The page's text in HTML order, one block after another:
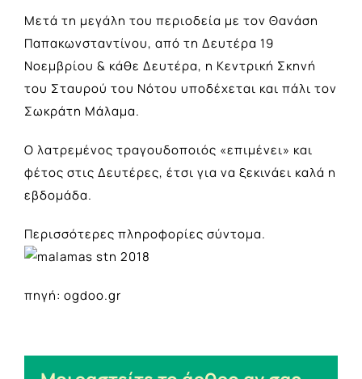
Μετά τη μεγάλη του περιοδεία με τον Θανάση
Παπακωνσταντίνου, από τη Δευτέρα 19
Νοεμβρίου & κάθε Δευτέρα, η Κεντρική Σκηνή
του Σταυρού του Νότου υποδέχεται και πάλι τον
Σωκράτη Μάλαμα.
Ο λατρεμένος τραγουδοποιός «επιμένει» και
φέτος στις Δευτέρες, έτσι για να ξεκινάει καλά η
εβδομάδα.
Περισσότερες πληροφορίες σύντομα.
πηγή: ogdoo.gr